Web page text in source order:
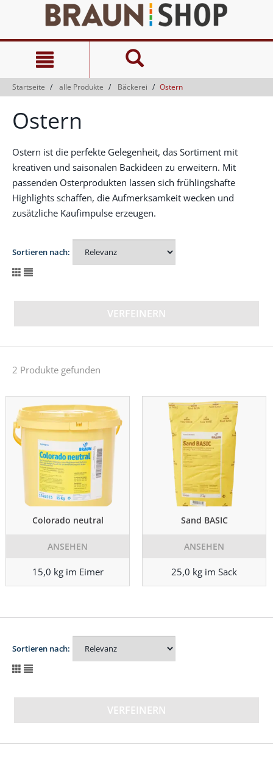
springen
Navigationsmenü
springen
Startseite alle Produkte Bäckerei Ostern
Ostern
Ostern ist die perfekte Gelegenheit, das Sortiment mit
kreativen und saisonalen Backideen zu erweitern. Mit
passenden Osterprodukten lassen sich frühlingshafte
Highlights schaffen, die Aufmerksamkeit wecken und
zusätzliche Kaufimpulse erzeugen.
Sortieren nach:
VERFEINERN
2 Produkte gefunden
Colorado neutral
ANSEHEN
15,0 kg im Eimer
Sand BASIC
ANSEHEN
25,0 kg im Sack
Sortieren nach:
VERFEINERN